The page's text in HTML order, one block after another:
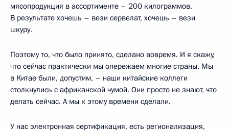
мясопродукция в ассортименте – 200 килограммов.
В результате хочешь – вези сервелат, хочешь – вези
шкуру.
Поэтому то, что было принято, сделано вовремя. И я скажу,
что сейчас практически мы опережаем многие страны. Мы
в Китае были, допустим, – наши китайские коллеги
столкнулись с африканской чумой. Они просто не знают, что
делать сейчас. А мы к этому времени сделали.
У нас электронная сертификация, есть регионализация,